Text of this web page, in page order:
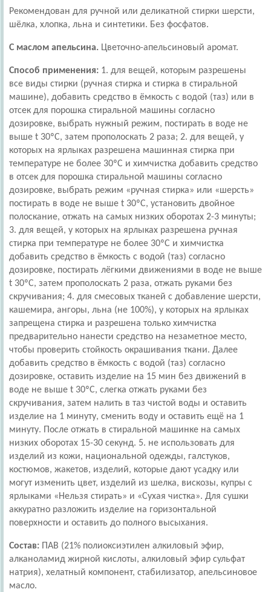
Рекомендован для ручной или деликатной стирки шерсти,
шёлка, хлопка, льна и синтетики. Без фосфатов.
С маслом апельсина. Цветочно-апельсиновый аромат.
Способ применения: 1. для вещей, которым разрешены
все виды стирки (ручная стирка и стирка в стиральной
машине), добавить средство в ёмкость с водой (таз) или в
отсек для порошка стиральной машины согласно
дозировке, выбрать нужный режим, постирать в воде не
выше t 30ºС, затем прополоскать 2 раза; 2. для вещей, у
которых на ярлыках разрешена машинная стирка при
температуре не более 30ºС и химчистка добавить средство
в отсек для порошка стиральной машины согласно
дозировке, выбрать режим «ручная стирка» или «шерсть»
постирать в воде не выше t 30ºС, установить двойное
полоскание, отжать на самых низких оборотах 2-3 минуты;
3. для вещей, у которых на ярлыках разрешена ручная
стирка при температуре не более 30ºС и химчистка
добавить средство в ёмкость с водой (таз) согласно
дозировке, постирать лёгкими движениями в воде не выше
t 30ºС, затем прополоскать 2 раза, отжать руками без
скручивания; 4. для смесовых тканей с добавление шерсти,
кашемира, ангоры, льна (не 100%), у которых на ярлыках
запрещена стирка и разрешена только химчистка
предварительно нанести средство на незаметное место,
чтобы проверить стойкость окрашивания ткани. Далее
добавить средство в ёмкость с водой (таз) согласно
дозировке, оставить изделие на 15 мин без движений в
воде не выше t 30ºС, слегка отжать руками без
скручивания, затем налить в таз чистой воды и оставить
изделие на 1 минуту, сменить воду и оставить ещё на 1
минуту. После отжать в стиральной машинке на самых
низких оборотах 15-30 секунд. 5. не использовать для
изделий из кожи, национальной одежды, галстуков,
костюмов, жакетов, изделий, которые дают усадку или
могут изменить цвет, изделий из шелка, вискозы, купры с
ярлыками «Нельзя стирать» и «Сухая чистка». Для сушки
аккуратно разложить изделие на горизонтальной
поверхности и оставить до полного высыхания.
Состав: ПАВ (21% полиоксиэтилен алкиловый эфир,
алканоламид жирной кислоты, алкиловый эфир сульфат
натрия), хелатный компонент, стабилизатор, апельсиновое
масло.